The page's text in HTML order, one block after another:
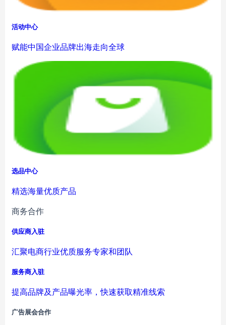
活动中心
赋能中国企业品牌出海走向全球
选品中心
精选海量优质产品
商务合作
供应商入驻
汇聚电商行业优质服务专家和团队
服务商入驻
提高品牌及产品曝光率，快速获取精准线索
广告展会合作